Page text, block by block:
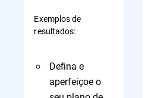
Exemplos de
resultados:
Defina e
aperfeiçoe o